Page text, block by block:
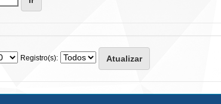
Registro(s):